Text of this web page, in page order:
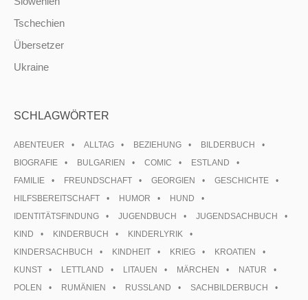
Tschechien
Übersetzer
Ukraine
SCHLAGWÖRTER
ABENTEUER ALLTAG BEZIEHUNG
BILDERBUCH
BIOGRAFIE
BULGARIEN COMIC
ESTLAND
FAMILIE
FREUNDSCHAFT GEORGIEN
GESCHICHTE
HILFSBEREITSCHAFT
HUMOR
HUND
IDENTITÄTSFINDUNG
JUGENDBUCH
JUGENDSACHBUCH
KIND
KINDERBUCH
KINDERLYRIK
KINDERSACHBUCH
KINDHEIT KRIEG
KROATIEN
KUNST
LETTLAND LITAUEN MÄRCHEN
NATUR
POLEN
RUMÄNIEN RUSSLAND
SACHBILDERBUCH